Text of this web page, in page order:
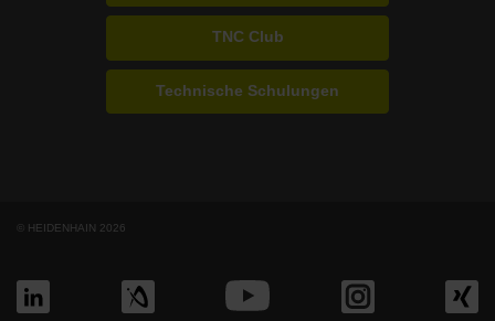
TNC Club
Technische Schulungen
© HEIDENHAIN 2026